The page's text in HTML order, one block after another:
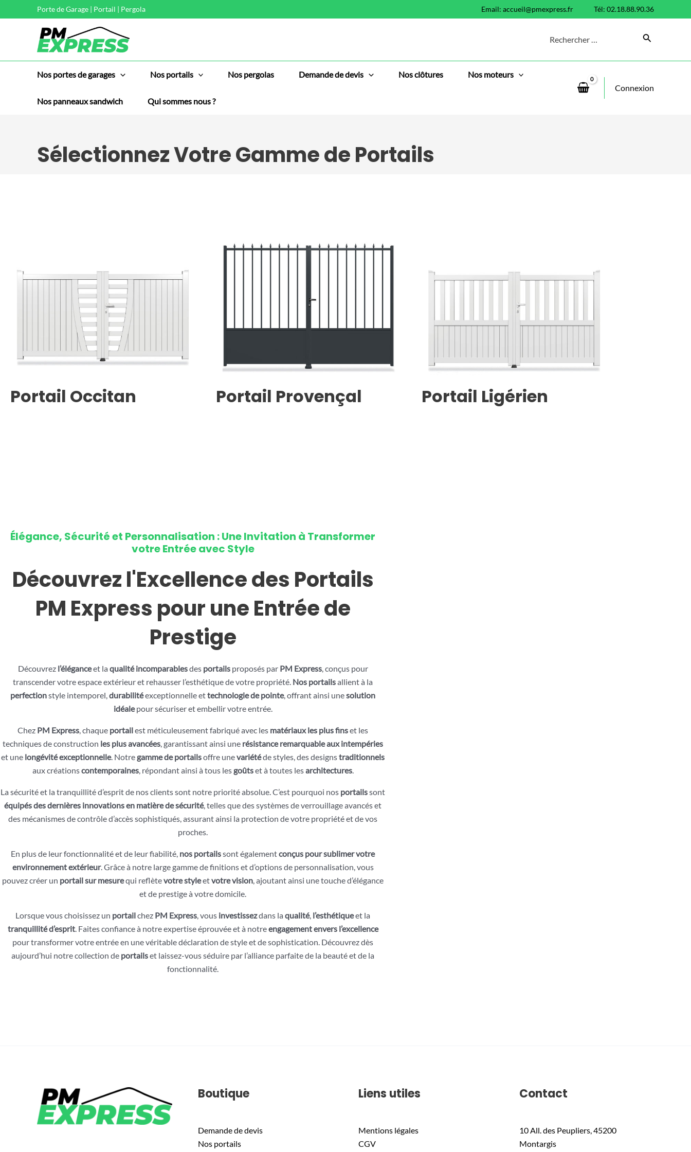
au
Porte de Garage | Portail | Pergola Email: accueil@pmexpress.fr Tél: 02.18.88.90.36
for:
Nos portes de garages Nos portails Nos pergolas Demande de devis Nos clôtures Nos moteurs
Nos panneaux sandwich Qui sommes nous ?
Connexion
Sélectionnez Votre Gamme de Portails
Portail Occitan Portail Provençal Portail Ligérien
Élégance, Sécurité et Personnalisation : Une Invitation à Transformer
votre Entrée avec Style
Découvrez l'Excellence des Portails
PM Express pour une Entrée de
Prestige
Découvrez l’éléganceet la qualité incomparablesdes portailsproposés par PM Express, conçus pour
transcender votre espace extérieur et rehausser l’esthétique de votre propriété. Nos portailsallient à la
perfectionstyle intemporel,durabilitéexceptionnelle ettechnologie de pointe, offrant ainsi unesolution
idéalepour sécuriser et embellir votre entrée.
Chez PM Express, chaque portailest méticuleusement fabriqué avec les matériaux les plus finset les
techniques de construction les plus avancées, garantissant ainsi une résistance remarquable aux intempéries
et une longévité exceptionnelle. Notre gamme de portailsoffre unevariétéde styles, des designstraditionnels
aux créationscontemporaines, répondant ainsi à tous les goûtset à toutes lesarchitectures.
La sécurité et la tranquillité d’esprit de nos clients sont notre priorité absolue. C’est pourquoi nos portailssont
équipés des dernières innovations en matière de sécurité, telles que des systèmes de verrouillage avancés et
des mécanismes de contrôle d’accès sophistiqués, assurant ainsi la protection de votre propriété et de vos
proches.
En plus de leur fonctionnalité et de leur fiabilité, nos portailssont égalementconçus pour sublimer votre
environnement extérieur. Grâce à notre large gamme de finitions et d’options de personnalisation, vous
pouvez créer un portail sur mesurequi reflètevotrestyleetvotre vision, ajoutant ainsi une touche d’élégance
et de prestige à votre domicile.
Lorsque vous choisissez un portailchez PM Express, vous investissezdans la qualité, l’esthétiqueet la
tranquillité d’esprit. Faites confiance à notre expertise éprouvée et à notreengagement envers l’excellence
pour transformer votre entrée en une véritable déclaration de style et de sophistication. Découvrez dès
aujourd’hui notre collection de portailset laissez-vous séduire par l’alliance parfaite de la beauté et de la
fonctionnalité.
Boutique
Demande de devis
Nos portails
Liens utiles
Mentions légales
CGV
Contact
10 All. des Peupliers, 45200
Montargis